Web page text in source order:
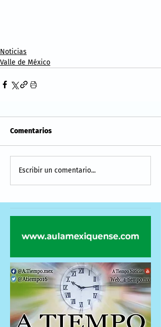
Noticias
Valle de México
Comentarios
Escribir un comentario...